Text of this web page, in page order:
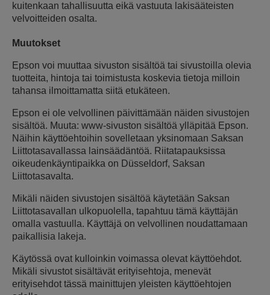
kuitenkaan tahallisuutta eikä vastuuta lakisääteisten
velvoitteiden osalta.
Muutokset
Epson voi muuttaa sivuston sisältöä tai sivustoilla olevia
tuotteita, hintoja tai toimistusta koskevia tietoja milloin
tahansa ilmoittamatta siitä etukäteen.
Epson ei ole velvollinen päivittämään näiden sivustojen
sisältöä. Muuta: www-sivuston sisältöä ylläpitää Epson.
Näihin käyttöehtoihin sovelletaan yksinomaan Saksan
Liittotasavallassa lainsäädäntöä. Riitatapauksissa
oikeudenkäyntipaikka on Düsseldorf, Saksan
Liittotasavalta.
Mikäli näiden sivustojen sisältöä käytetään Saksan
Liittotasavallan ulkopuolella, tapahtuu tämä käyttäjän
omalla vastuulla. Käyttäjä on velvollinen noudattamaan
paikallisia lakeja.
Käytössä ovat kulloinkin voimassa olevat käyttöehdot.
Mikäli sivustot sisältävät erityisehtoja, menevät
erityisehdot tässä mainittujen yleisten käyttöehtojen